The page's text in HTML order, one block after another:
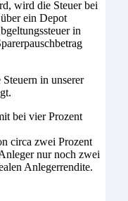
wird die Steuer bei
ein Depot
in
in unserer
bei vier Prozent
circa zwei Prozent
nur noch zwei
Anlegerrendite.